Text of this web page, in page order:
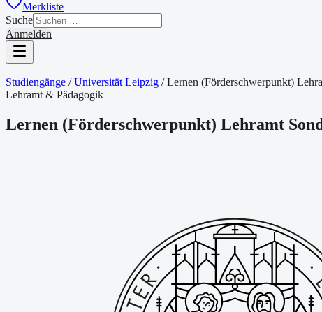
Merkliste
Suche
Anmelden
Studiengänge / Universität Leipzig /Lernen (Förderschwerpunkt)
Lehramt & Pädagogik
Lernen (Förderschwerpunkt) Lehramt